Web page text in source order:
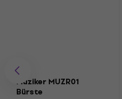
Muziker MUZR01
Bürste